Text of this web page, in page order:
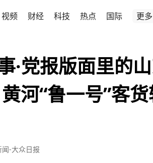
视频 财经 科技 热点 国际 更多
·党报版面里的山
河“鲁一号”客
闻-大众日报